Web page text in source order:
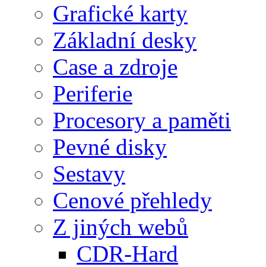
Grafické karty
Základní desky
Case a zdroje
Periferie
Procesory a paměti
Pevné disky
Sestavy
Cenové přehledy
Z jiných webů
CDR-Hard